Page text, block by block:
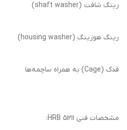
رینگ شافت (shaft washer)
رینگ هوزینگ (housing washer)
قدک (Cage) به همراه ساچمه‌ها
مشخصات فنی 51211 HRB: